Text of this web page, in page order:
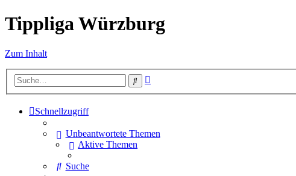
Tippliga Würzburg
Zum Inhalt
Suche
Schnellzugriff
Unbeantwortete Themen
Aktive Themen
Suche